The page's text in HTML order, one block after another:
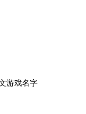
游戏名字